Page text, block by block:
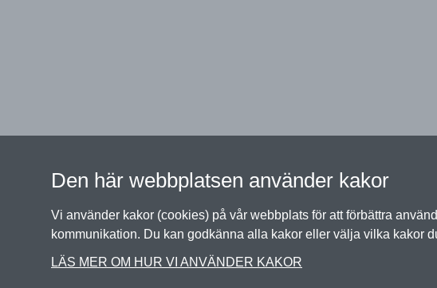
Den här webbplatsen använder kakor
Vi använder kakor (cookies) på vår webbplats för att förbättra
kommunikation. Du kan godkänna alla kakor eller välja vilka kakor
LÄS MER OM HUR VI ANVÄNDER KAKOR